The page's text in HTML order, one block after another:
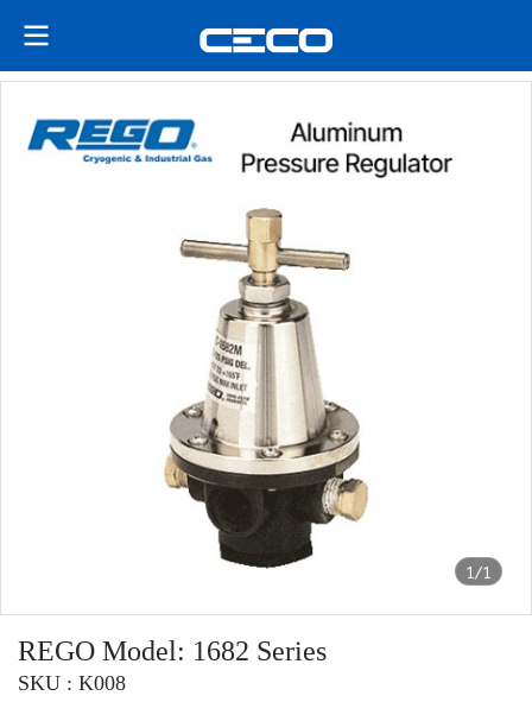
1/1
REGO Model: 1682 Series
SKU : K008